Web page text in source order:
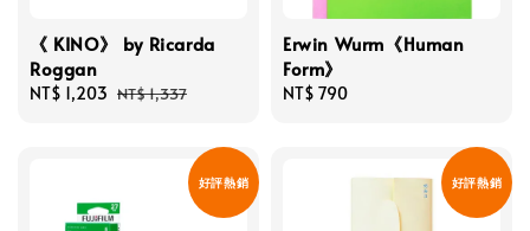
《 KINO》 by Ricarda
Roggan
Sale
NT$ 1,203 Regular
NT$ 1,337
Erwin Wurm《Human
Form》
Regular
NT$ 790
好評熱銷 好評熱銷